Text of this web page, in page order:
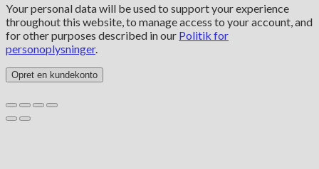
Your personal data will be used to support your experience
throughout this website, to manage access to your account, and
for other purposes described in our Politik for
personoplysninger.
Opret en kundekonto